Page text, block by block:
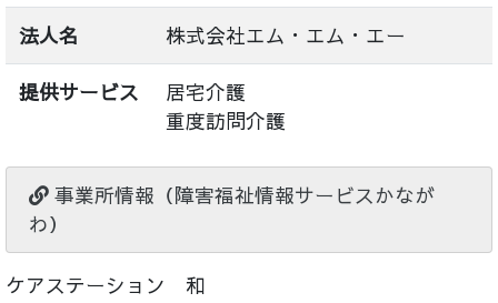
法人名 株式会社エム・エム・エー
提供サービス
居宅介護
重度訪問介護
事業所情報（障害福祉情報サービスかなが
わ）
ケアステーション 和